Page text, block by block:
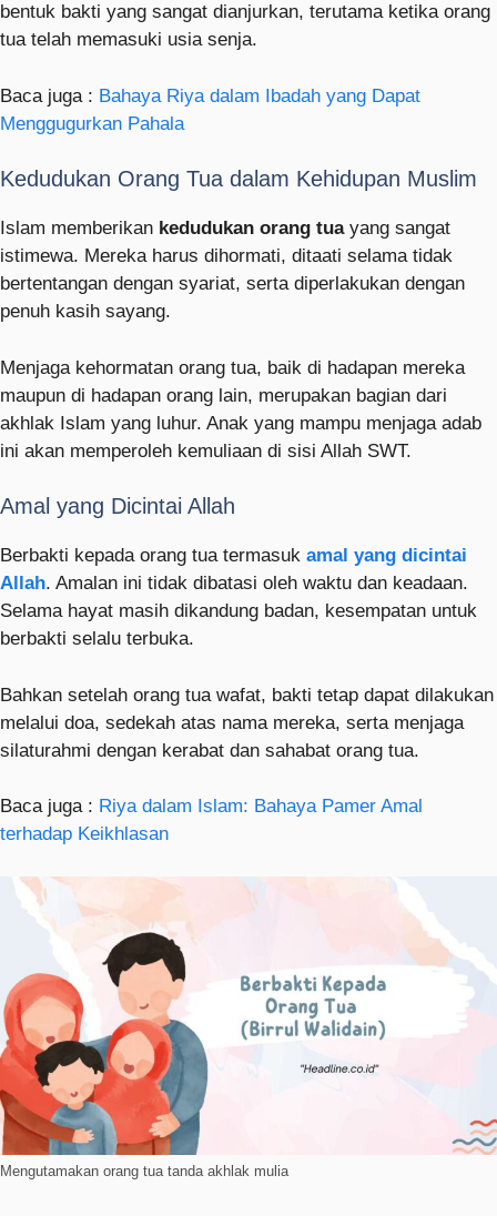
bentuk bakti yang sangat dianjurkan, terutama ketika orang
tua telah memasuki usia senja.
Baca juga : Bahaya Riya dalam Ibadah yang Dapat
Menggugurkan Pahala
Kedudukan Orang Tua dalam Kehidupan Muslim
Islam memberikan kedudukan orang tuayang sangat
istimewa. Mereka harus dihormati, ditaati selama tidak
bertentangan dengan syariat, serta diperlakukan dengan
penuh kasih sayang.
Menjaga kehormatan orang tua, baik di hadapan mereka
maupun di hadapan orang lain, merupakan bagian dari
akhlak Islam yang luhur. Anak yang mampu menjaga adab
ini akan memperoleh kemuliaan di sisi Allah SWT.
Amal yang Dicintai Allah
Berbakti kepada orang tua termasuk amal yang dicintai
Allah. Amalan ini tidak dibatasi oleh waktu dan keadaan.
Selama hayat masih dikandung badan, kesempatan untuk
berbakti selalu terbuka.
Bahkan setelah orang tua wafat, bakti tetap dapat dilakukan
melalui doa, sedekah atas nama mereka, serta menjaga
silaturahmi dengan kerabat dan sahabat orang tua.
Baca juga : Riya dalam Islam: Bahaya Pamer Amal
terhadap Keikhlasan
Mengutamakan orang tua tanda akhlak mulia